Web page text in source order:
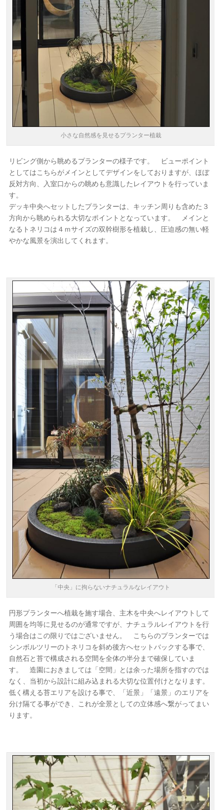
小さな自然感を見せるプランター植栽
リビング側から眺めるプランターの様子です。 ビューポイント
としてはこちらがメインとしてデザインをしておりますが、ほぼ
反対方向、入室口からの眺めも意識したレイアウトを行っていま
す。
デッキ中央へセットしたプランターは、キッチン周りも含めた３
方向から眺められる大切なポイントとなっています。 メインと
なるトネリコは４ｍサイズの双幹樹形を植栽し、圧迫感の無い軽
やかな風景を演出してくれます。
「中央」に拘らないナチュラルなレイアウト
円形プランターへ植栽を施す場合、主木を中央へレイアウトして
周囲を均等に見せるのが通常ですが、ナチュラルレイアウトを行
う場合はこの限りではございません。 こちらのプランターでは
シンボルツリーのトネリコを斜め後方へセットバックする事で、
自然石と苔で構成される空間を全体の半分まで確保していま
す。 造園におきましては「空間」とは余った場所を指すのでは
なく、当初から設計に組み込まれる大切な位置付けとなります。
低く構える苔エリアを設ける事で、「近景」「遠景」のエリアを
分け隔てる事ができ、これが全景としての立体感へ繋がってまい
ります。